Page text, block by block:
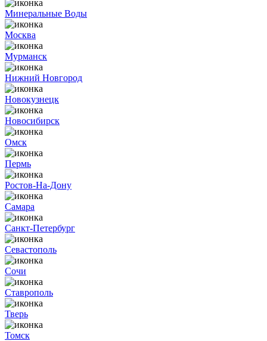
Минеральные Воды
Москва
Мурманск
Нижний Новгород
Новокузнецк
Новосибирск
Омск
Пермь
Ростов-На-Дону
Самара
Санкт-Петербург
Севастополь
Сочи
Ставрополь
Тверь
Томск